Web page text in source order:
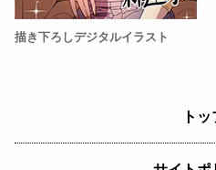
描き下ろしデジタルイラスト
ト